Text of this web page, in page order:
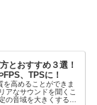
とおすすめ３選！
、TPSに！
を高めることができま
アなサウンドを聞くこ
の音域を大きくするこ